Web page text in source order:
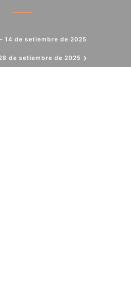
14 de setiembre de 2025
de setiembre de 2025